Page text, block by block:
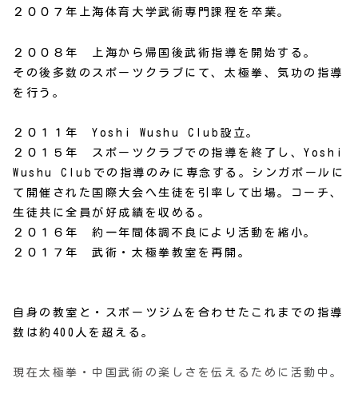
２００７年上海体育大学武術専門課程を卒業。
２００８年 上海から帰国後武術指導を開始する。
その後多数のスポーツクラブにて、太極拳、気功の指導
を行う。
２０１１年 Yoshi Wushu Club設立。
２０１５年 スポーツクラブでの指導を終了し、Yoshi
Wushu Clubでの指導のみに専念する。シンガポールに
て開催された国際大会へ生徒を引率して出場。コーチ、
生徒共に全員が好成績を収める。
２０１６年約一年間体調不良により活動を縮小。
２０１７年 武術・太極拳教室を再開。
自身の教室と・スポーツジムを合わせたこれまでの指導
数は約400人を超える。
現在太極拳・中国武術の楽しさを伝えるために活動中。